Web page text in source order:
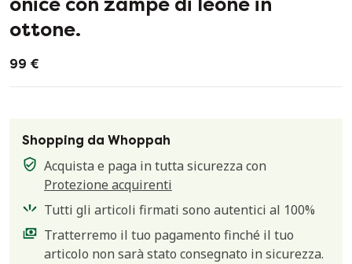
onice con zampe di leone in
ottone.
99 €
Shopping da Whoppah
Acquista e paga in tutta sicurezza con
Protezione acquirenti
Tutti gli articoli firmati sono autentici al 100%
Tratterremo il tuo pagamento finché il tuo
articolo non sarà stato consegnato in sicurezza.